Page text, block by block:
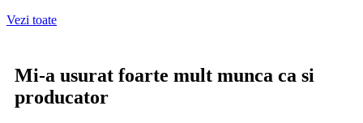
Vezi toate
Mi-a usurat foarte mult munca ca si
producator